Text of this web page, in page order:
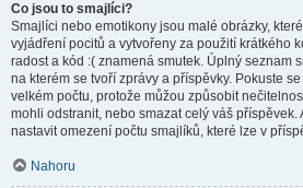
Co jsou to smajlíci?
Smajlíci nebo emotikony jsou malé obrázky,
vyjádření pocitů a vytvořeny za použití krátkého
radost a kód :( znamená smutek. Úplný seznam
na kterém se tvoří zprávy a příspěvky. Pokuste
velkém počtu, protože můžou způsobit
mohli odstranit, nebo smazat celý váš příspěvek.
nastavit omezení počtu smajlíků, které lze v
Nahoru